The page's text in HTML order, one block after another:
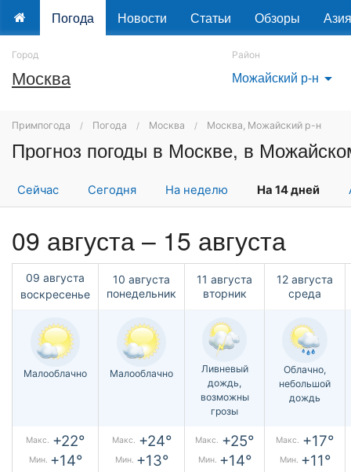
Погода Новости Статьи Обзоры Азия
Город
Москва
Район
Можайский р-н arrow_drop_down
Примпогода Погода Москва Москва, Можайский р-н
Прогноз погоды в Москве, в
Сейчас Сегодня На неделю На 14 дней
09 августа – 15 августа
09 августа
воскресенье
10 августа
понедельник
11 августа
вторник
12 августа
среда
Малооблачно Малооблачно
Ливневый
дождь,
возможны
грозы
Облачно,
небольшой
дождь
Макс. +22°
Мин. +14°
Макс. +24°
Мин. +13°
Макс. +25°
Мин. +14°
Макс. +17°
Мин. +11°